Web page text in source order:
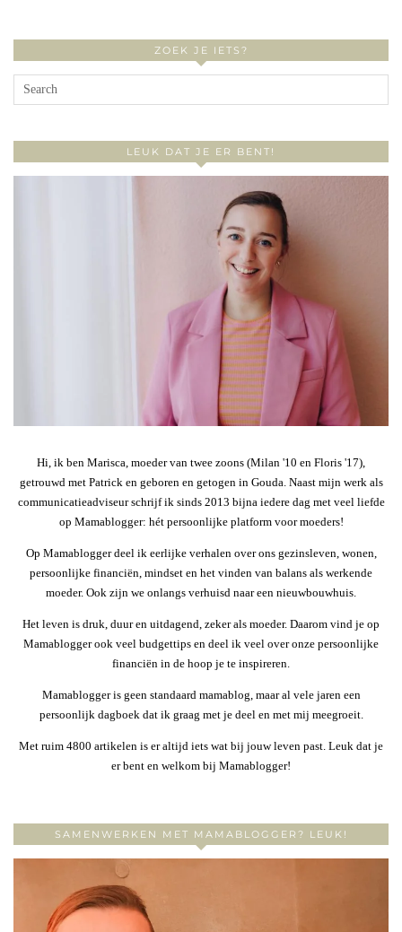
ZOEK JE IETS?
LEUK DAT JE ER BENT!
Hi, ik ben Marisca, moeder van twee zoons (Milan '10 en Floris '17),
getrouwd met Patrick en geboren en getogen in Gouda. Naast mijn werk als
communicatieadviseur schrijf ik sinds 2013 bijna iedere dag met veel liefde
op Mamablogger: hét persoonlijke platform voor moeders!
Op Mamablogger deel ik eerlijke verhalen over ons gezinsleven, wonen,
persoonlijke financiën, mindset en het vinden van balans als werkende
moeder. Ook zijn we onlangs verhuisd naar een nieuwbouwhuis.
Het leven is druk, duur en uitdagend, zeker als moeder. Daarom vind je op
Mamablogger ook veel budgettips en deel ik veel over onze persoonlijke
financiën in de hoop je te inspireren.
Mamablogger is geen standaard mamablog, maar al vele jaren een
persoonlijk dagboek dat ik graag met je deel en met mij meegroeit.
Met ruim 4800 artikelen is er altijd iets wat bij jouw leven past. Leuk dat je
er bent en welkom bij Mamablogger!
SAMENWERKEN MET MAMABLOGGER? LEUK!